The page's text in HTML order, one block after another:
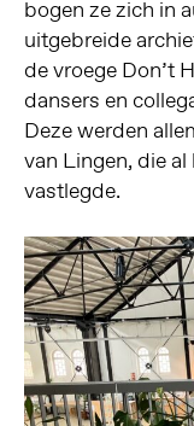
bogen ze zich in
uitgebreide
de vroege Don’t
dansers en
Deze werden
van Lingen, die
vastlegde.